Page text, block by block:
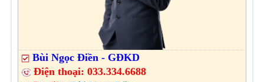
Bùi Ngọc Điền - GĐKD
Điện thoại:033.334.6688